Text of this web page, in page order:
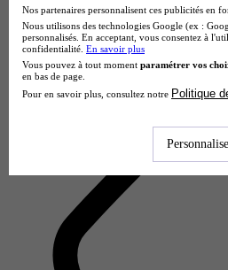
5 avis
Paris
Nos partenaires personnalisent ces publicités en
Nous utilisons des technologies Google (ex :
personnalisés. En acceptant, vous consentez à
confidentialité. En savoir plus
Vous pouvez à tout moment paramétrer vos
en bas de page.
Pour en savoir plus, consultez notre Politique